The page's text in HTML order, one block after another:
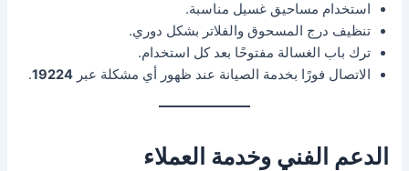
استخدام مساحيق غسيل مناسبة.
تنظيف درج المسحوق والفلاتر بشكل دوري.
ترك باب الغسالة مفتوحًا بعد كل استخدام.
الاتصال فورًا بخدمة الصيانة عند ظهور أي مشكلة عبر19224
.
الدعم الفني وخدمة العملاء